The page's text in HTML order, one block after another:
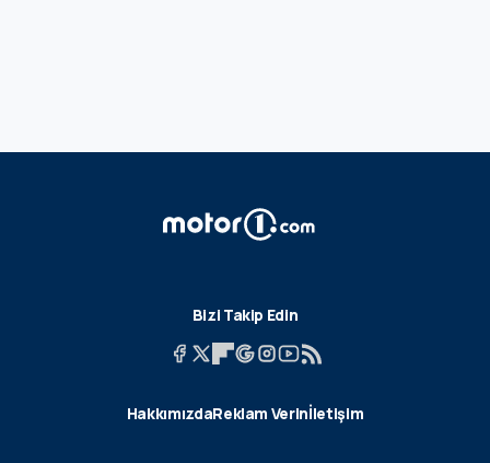
Bizi Takip Edin
HakkımızdaReklam Verinİletişim